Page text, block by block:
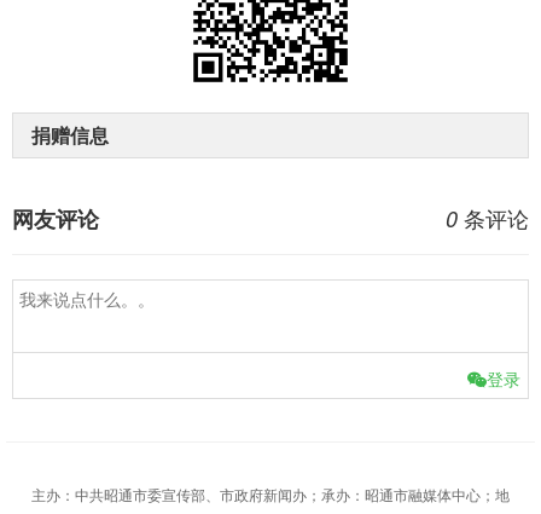
捐赠信息
0 条评论
网友评论
登录
主办：中共昭通市委宣传部、市政府新闻办；承办：昭通市融媒体中心；地